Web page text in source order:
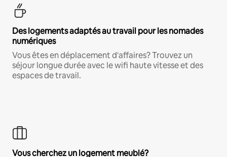
Des logements adaptés au travail pour les nomades
numériques
Vous êtes en déplacement d'affaires? Trouvez un
séjour longue durée avec le wifi haute vitesse et des
espaces de travail.
Vous cherchez un logement meublé?